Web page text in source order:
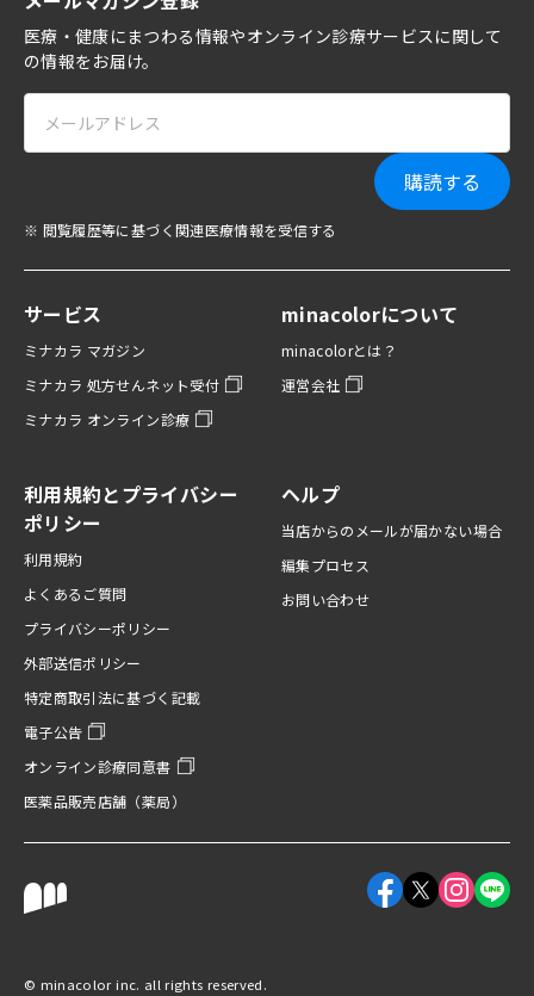
医療・健康にまつわる情報やオンライン診療サービスに関して
の情報をお届け。
購読する
※ 閲覧履歴等に基づく関連医療情報を受信する
サービス
ミナカラ マガジン
ミナカラ 処方せんネット受付
ミナカラ オンライン診療
minacolorについて
minacolorとは？
運営会社
利用規約とプライバシー
ポリシー
利用規約
よくあるご質問
プライバシーポリシー
外部送信ポリシー
特定商取引法に基づく記載
電子公告
オンライン診療同意書
医薬品販売店舗（薬局）
ヘルプ
当店からのメールが届かない場合
編集プロセス
お問い合わせ
©︎ minacolor inc. all rights reserved.